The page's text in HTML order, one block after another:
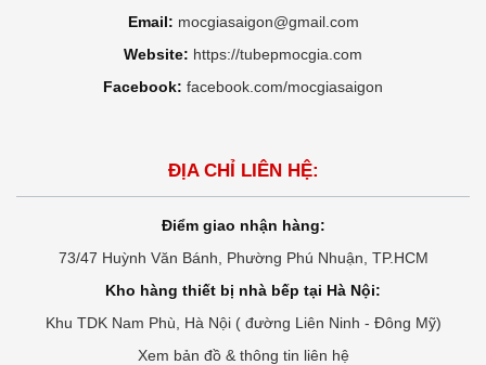
Email: mocgiasaigon@gmail.com
Website: https://tubepmocgia.com
Facebook: facebook.com/mocgiasaigon
ĐỊA CHỈ LIÊN HỆ:
Điểm giao nhận hàng:
73/47 Huỳnh Văn Bánh, Phường Phú Nhuận, TP.HCM
Kho hàng thiết bị nhà bếp tại Hà Nội:
Khu TDK Nam Phù, Hà Nội ( đường Liên Ninh - Đông Mỹ)
Xem bản đồ & thông tin liên hệ